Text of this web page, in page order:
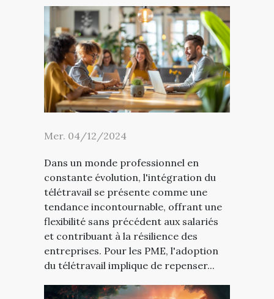
Mer. 04/12/2024
Dans un monde professionnel en
constante évolution, l'intégration du
télétravail se présente comme une
tendance incontournable, offrant une
flexibilité sans précédent aux salariés
et contribuant à la résilience des
entreprises. Pour les PME, l'adoption
du télétravail implique de repenser...